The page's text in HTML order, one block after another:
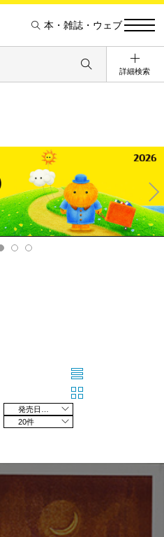
本・雑誌・ウェブ
詳細検索
Ne
xt
20件